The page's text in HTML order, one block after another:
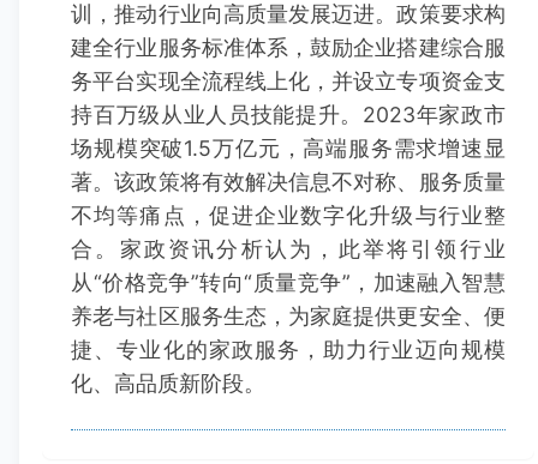
训，推动行业向高质量发展迈进。政策要求构
建全行业服务标准体系，鼓励企业搭建综合服
务平台实现全流程线上化，并设立专项资金支
持百万级从业人员技能提升。2023年家政市
场规模突破1.5万亿元，高端服务需求增速显
著。该政策将有效解决信息不对称、服务质量
不均等痛点，促进企业数字化升级与行业整
合。家政资讯分析认为，此举将引领行业
从“价格竞争”转向“质量竞争”，加速融入智慧
养老与社区服务生态，为家庭提供更安全、便
捷、专业化的家政服务，助力行业迈向规模
化、高品质新阶段。